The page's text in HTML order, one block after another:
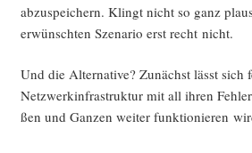
abzu­spei­chern. Klingt nicht so ganz
erwünsch­ten Sze­na­rio erst recht nicht.
Und die Alter­na­ti­ve? Zunächst lässt sich
Netz­werk­in­fra­struk­tur mit all ihren
ßen und Gan­zen wei­ter funk­tio­nie­ren